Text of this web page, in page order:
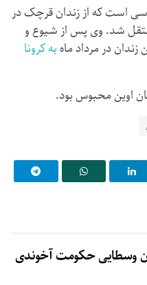
است که از زندان قرچک در
شد. وی پس از شیوع و
زندان در مرداد ماه به کرونا
وسطایی حکومت آخوندی